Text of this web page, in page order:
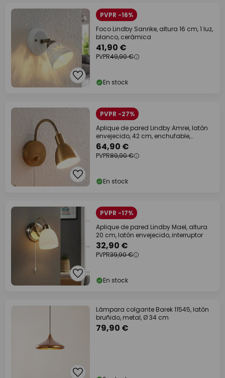
PVPR -16%
Foco Lindby Sanrike, altura 16 cm, 1 luz,
blanco, cerámica
41,90 €
PVPR49,90 €
En stock
PVPR -27%
Aplique de pared Lindby Amrei, latón
envejecido, 42 cm, enchufable,
atenuable
64,90 €
PVPR89,90 €
En stock
PVPR -17%
Aplique de pared Lindby Mael, altura
20 cm, latón envejecido, interruptor
32,90 €
PVPR39,90 €
En stock
Lámpara colgante Barek 11545, latón
bruñido, metal, Ø 34 cm
79,90 €